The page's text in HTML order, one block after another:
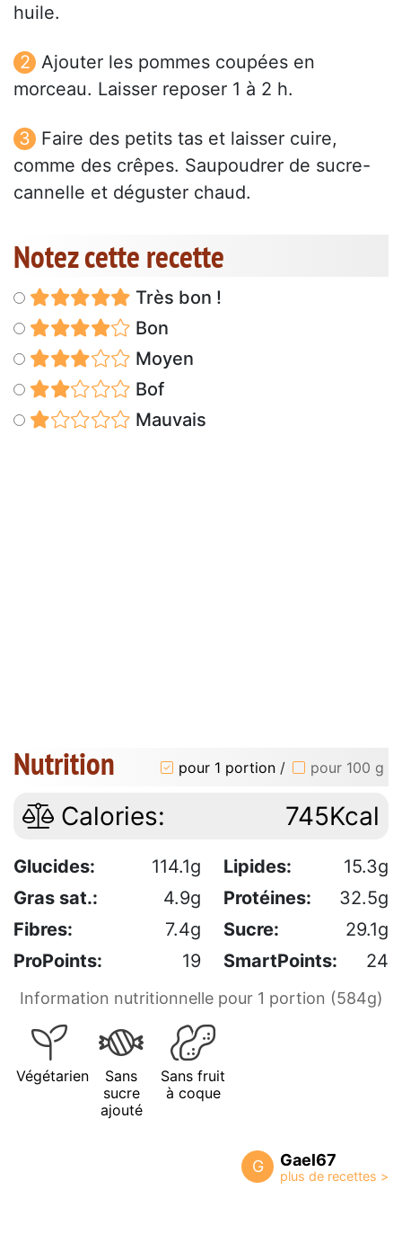
huile.
Ajouter les pommes coupées en
morceau. Laisser reposer 1 à 2 h.
Faire des petits tas et laisser cuire,
comme des crêpes. Saupoudrer de sucre-
cannelle et déguster chaud.
Notez cette recette
Très bon !
Bon
Moyen
Bof
Mauvais
Nutrition pour 1 portion / pour 100 g
Calories: 745Kcal
Glucides: 114.1g Lipides:
15.3g
Gras sat.:
4.9g Protéines:
32.5g
Fibres:
7.4g Sucre:
29.1g
ProPoints:
19 SmartPoints: 24
Information nutritionnelle pour 1 portion (584g)
Végétarien
Sans
sucre
ajouté
Sans fruit
à coque
G Gael67